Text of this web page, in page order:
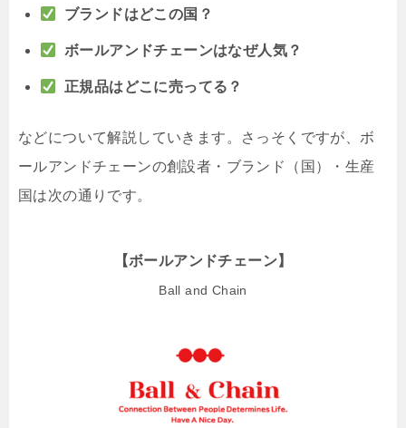
ブランドはどこの国？
ボールアンドチェーンはなぜ人気？
正規品はどこに売ってる？
などについて解説していきます。さっそくですが、ボ
ールアンドチェーンの創設者・ブランド（国）・生産
国は次の通りです。
【ボールアンドチェーン】
Ball and Chain